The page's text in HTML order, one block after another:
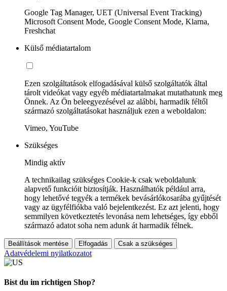
Google Tag Manager, UET (Universal Event Tracking)
Microsoft Consent Mode, Google Consent Mode, Klarna,
Freshchat
Külső médiatartalom
Ezen szolgáltatások elfogadásával külső szolgáltatók által
tárolt videókat vagy egyéb médiatartalmakat mutathatunk meg
Önnek. Az Ön beleegyezésével az alábbi, harmadik féltől
származó szolgáltatásokat használjuk ezen a weboldalon:
Vimeo, YouTube
Szükséges
Mindig aktív
A technikailag szükséges Cookie-k csak weboldalunk
alapvető funkcióit biztosítják. Használhatók például arra,
hogy lehetővé tegyék a termékek bevásárlókosarába gyűjtését
vagy az ügyfélfiókba való bejelentkezést. Ez azt jelenti, hogy
semmilyen következtetés levonása nem lehetséges, így ebből
származó adatot soha nem adunk át harmadik félnek.
Beállítások mentése Elfogadás Csak a szükséges
Adatvédelemi nyilatkozatot
Bist du im richtigen Shop?